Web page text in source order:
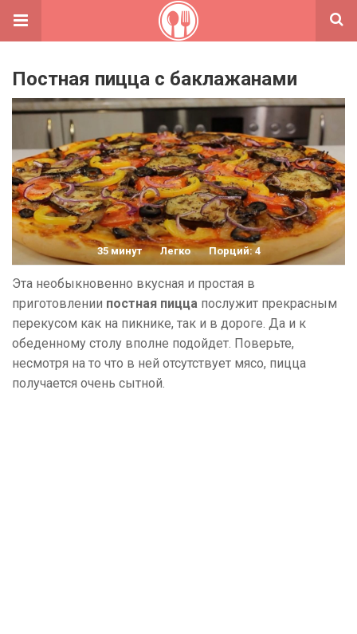
Постная пицца с баклажанами
35 минут Легко Порций: 4
Эта необыкновенно вкусная и простая в
приготовлении постная пицца послужит прекрасным
перекусом как на пикнике, так и в дороге. Да и к
обеденному столу вполне подойдет. Поверьте,
несмотря на то что в ней отсутствует мясо, пицца
получается очень сытной.